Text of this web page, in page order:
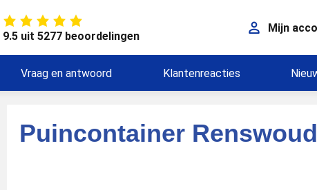
9.5 uit 5277 beoordelingen
Mijn
Vraag en antwoord Klantenreacties
Puincontainer